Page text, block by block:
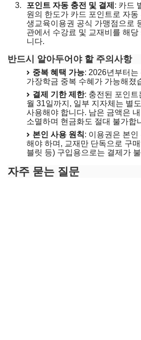
포인트 자동 충전 및 결제 : 카드
원의 한도가 카드 포인트로 자동
생교육이용권 공식 가맹점으로
관에서 수강료 및 교재비를 해
니다.
반드시 알아두어야 할 주의사항
중복 혜택 가능: 2026년부터
가장학금 중복 수혜가 가능해졌
결제 기한 제한: 충전된 포인트
월 31일까지, 일부 지자체는 별
사용해야 합니다. 남은 금액은
소멸하며 현금화도 절대 불가합
본인 사용 원칙: 이용권은 본
해야 하며, 교재만 단독으로 구
블릿 등) 구입용으로는 결제가
자주 묻는 질문